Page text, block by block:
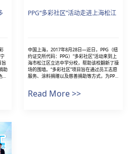
旨
助
PPG“多彩社区”活动走进上海松江
中国上海，2017年8月28日—近日，PPG（纽
约证交所代码：PPG）“多彩社区”活动来到上
海市松江区立达中学分校，帮助该校翻新了操
场的围墙。“多彩社区”项目旨在通过员工志愿
服务、涂料捐赠以及慈善捐助等方式，为PPG
车修补漆工厂所在...
Read More >>